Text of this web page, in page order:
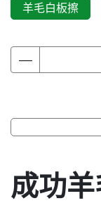
羊毛白板擦
成功